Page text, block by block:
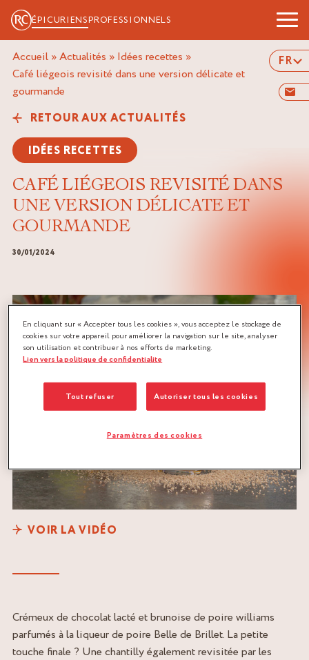
ÉPICURIENSPROFESSIONNELS
FR
Accueil »Actualités » Idées recettes »
café liégeois revisité dans une version délicate et
gourmande
RETOUR AUX ACTUALITÉS
IDÉES RECETTES
CAFÉ LIÉGEOIS REVISITÉ DANS
UNE VERSION DÉLICATE ET
GOURMANDE
30/01/2024
VOIR LA VIDÉO
Crémeux de chocolat lacté et brunoise de poire williams
parfumés à la liqueur de poire Belle de Brillet. La petite
touche finale ? Une chantilly également revisitée par les
En cliquant sur « Accepter tous les cookies », vous acceptez le stockage de
cookies sur votre appareil pour améliorer la navigation sur le site, analyser
son utilisation et contribuer à nos efforts de marketing.
Lien vers la politique de confidentialite
Tout refuser Autoriser tous les cookies
Paramètres des cookies